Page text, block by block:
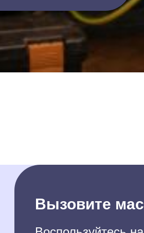
Вызовите